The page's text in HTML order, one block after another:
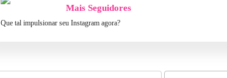
Mais Seguidores
Que tal impulsionar seu Instagram agora?